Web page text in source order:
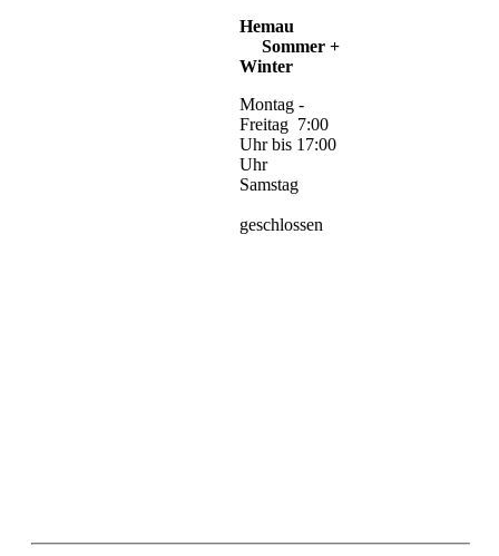
Hemau
Sommer +
Winter
Montag -
Freitag 7:00
Uhr bis 17:00
Uhr
Samstag
geschlossen